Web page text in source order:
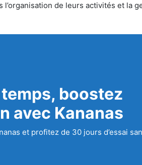
l’organisation de leurs activités et
boostez
avec Kananas
et profitez de 30 jours d’essai